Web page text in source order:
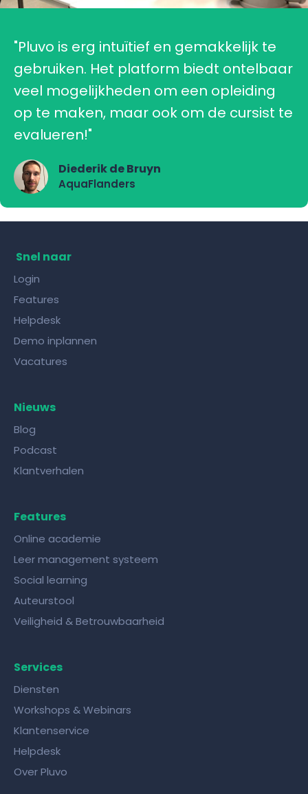
"Pluvo is erg intuïtief en gemakkelijk te
gebruiken. Het platform biedt ontelbaar
veel mogelijkheden om een opleiding
op te maken, maar ook om de cursist te
evalueren!"
Diederik de Bruyn
AquaFlanders
Snel naar
Login
Features
Helpdesk
Demo inplannen
Vacatures
Nieuws
Blog
Podcast
Klantverhalen
Features
Online academie
Leer management systeem
Social learning
Auteurstool
Veiligheid & Betrouwbaarheid
Services
Diensten
Workshops & Webinars
Klantenservice
Helpdesk
Over Pluvo